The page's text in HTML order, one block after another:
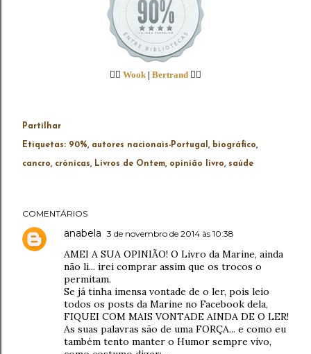
👉🏻 Wook | Bertrand 👈🏻
Partilhar
Etiquetas: 90% autores nacionais-Portugal biográfico
cancro crónicas Livros de Ontem opinião livro saúde
COMENTÁRIOS
anabela 3 de novembro de 2014 às 10:38
AMEI A SUA OPINIÃO! O Livro da Marine, ainda
não li... irei comprar assim que os trocos o
permitam.
Se já tinha imensa vontade de o ler, pois leio
todos os posts da Marine no Facebook dela,
FIQUEI COM MAIS VONTADE AINDA DE O LER!
As suas palavras são de uma FORÇA... e como eu
também tento manter o Humor sempre vivo,